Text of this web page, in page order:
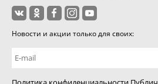
Новости и акции только для своих: